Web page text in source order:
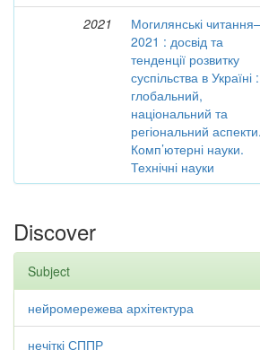
2021
Могилянські читання–
2021 : досвід та
тенденції розвитку
суспільства в Україні :
глобальний,
національний та
регіональний аспекти.
Комп’ютерні науки.
Технічні науки
Discover
Subject
нейромережева архітектура
нечіткі СППР